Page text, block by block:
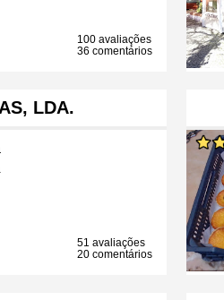
100 avaliações
36 comentários
LDA.
51 avaliações
20 comentários